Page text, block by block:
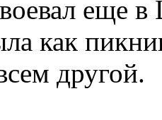
еще
как
другой.